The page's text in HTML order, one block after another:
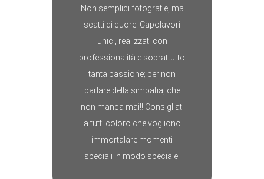
Non semplici fotografie, ma
scatti di cuore! Capolavori
unici, realizzati con
professionalità e soprattutto
tanta passione; per non
parlare della simpatia, che
non manca mai!! Consigliati
a tutti coloro che vogliono
immortalare momenti
speciali in modo speciale!